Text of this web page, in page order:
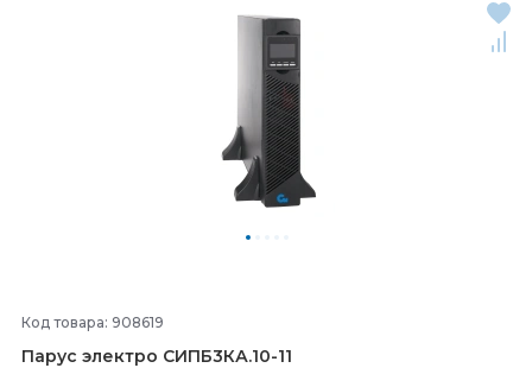
Код товара: 908619
Парус электро СИПБ3КА.10-11